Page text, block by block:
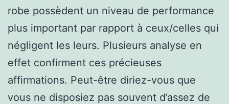
robe possèdent un niveau de performance
plus important par rapport à ceux/celles qui
négligent les leurs. Plusieurs analyse en
effet confirment ces précieuses
affirmations. Peut-être diriez-vous que
vous ne disposiez pas souvent d’assez de